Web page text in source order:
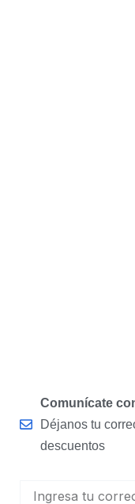
Comunícate
Déjanos tu
descuentos